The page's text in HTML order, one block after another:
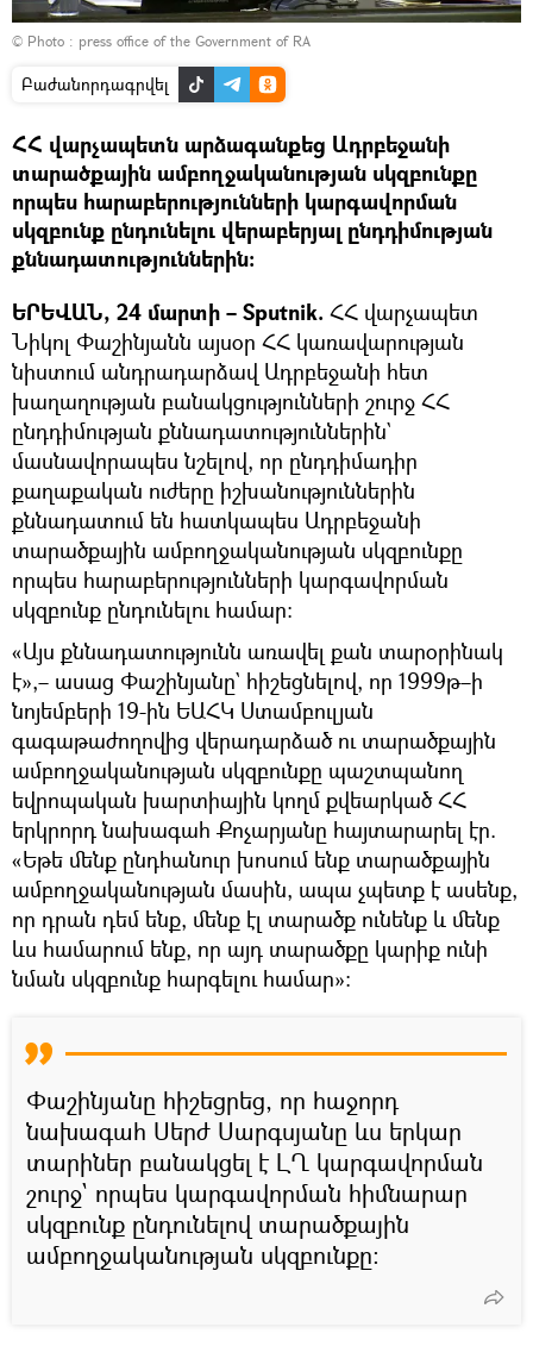
© Photo : press office of the Government of RA
Բաժանորդագրվել
ՀՀ վարչապետն արձագանքեց Ադրբեջանի
տարածքային ամբողջականության սկզբունքը
որպես հարաբերությունների կարգավորման
սկզբունք ընդունելու վերաբերյալ ընդդիմության
քննադատություններին։
ԵՐԵՎԱՆ, 24 մարտի – Sputnik. ՀՀ վարչապետ
Նիկոլ Փաշինյանն այսօր ՀՀ կառավարության
նիստում անդրադարձավ Ադրբեջանի հետ
խաղաղության բանակցությունների շուրջ ՀՀ
ընդդիմության քննադատություններին`
մասնավորապես նշելով, որ ընդդիմադիր
քաղաքական ուժերը իշխանություններին
քննադատում են հատկապես Ադրբեջանի
տարածքային ամբողջականության սկզբունքը
որպես հարաբերությունների կարգավորման
սկզբունք ընդունելու համար։
«Այս քննադատությունն առավել քան տարօրինակ
է»,– ասաց Փաշինյանը` հիշեցնելով, որ 1999թ–ի
նոյեմբերի 19-ին ԵԱՀԿ Ստամբուլյան
գագաթաժողովից վերադարձած ու տարածքային
ամբողջականության սկզբունքը պաշտպանող
եվրոպական խարտիային կողմ քվեարկած ՀՀ
երկրորդ նախագահ Քոչարյանը հայտարարել էր.
«Եթե մենք ընդհանուր խոսում ենք տարածքային
ամբողջականության մասին, ապա չպետք է ասենք,
որ դրան դեմ ենք, մենք էլ տարածք ունենք և մենք
ևս համարում ենք, որ այդ տարածքը կարիք ունի
նման սկզբունք հարգելու համար»։
Փաշինյանը հիշեցրեց, որ հաջորդ
նախագահ Սերժ Սարգսյանը ևս երկար
տարիներ բանակցել է ԼՂ կարգավորման
շուրջ` որպես կարգավորման հիմնարար
սկզբունք ընդունելով տարածքային
ամբողջականության սկզբունքը։